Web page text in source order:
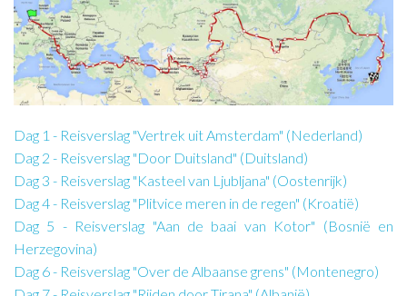
Dag 1 - Reisverslag "Vertrek uit Amsterdam" (Nederland)
Dag 2 - Reisverslag "Door Duitsland" (Duitsland)
Dag 3 - Reisverslag "Kasteel van Ljubljana" (Oostenrijk)
Dag 4 - Reisverslag "Plitvice meren in de regen" (Kroatië)
Dag 5 - Reisverslag "Aan de baai van Kotor" (Bosnië en
Herzegovina)
Dag 6 - Reisverslag "Over de Albaanse grens" (Montenegro)